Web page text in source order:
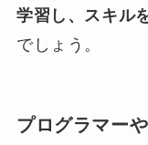
学習し、スキル
でしょう。
プログラマー